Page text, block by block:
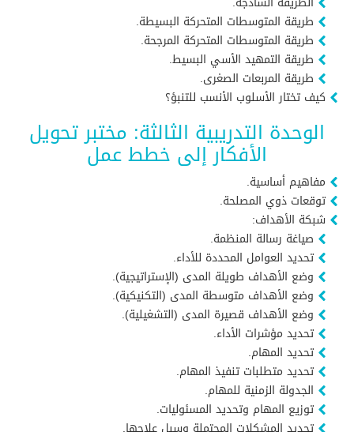
طريقة المتوسطات المتحركة البسيطة.
طريقة المتوسطات المتحركة المرجحة.
طريقة التمهيد الأسي البسيط.
طريقة المربعات الصغرى.
كيف تختار الأسلوب الأنسب للتنبؤ؟
الوحدة التدريبية الثالثة: مختبر تحويل
الأفكار إلى خطط عمل
مفاهيم أساسية.
توقعات ذوي المصلحة.
شبكة الأهداف:
صياغة رسالة المنظمة.
تحديد العوامل المحددة للأداء.
وضع الأهداف طويلة المدى (الإستراتيجية).
وضع الأهداف متوسطة المدى (التكنيكية).
وضع الأهداف قصيرة المدى (التشغيلية).
تحديد مؤشرات الأداء.
تحديد المهام.
تحديد متطلبات تنفيذ المهام.
الجدولة الزمنية للمهام.
توزيع المهام وتحديد المسئوليات.